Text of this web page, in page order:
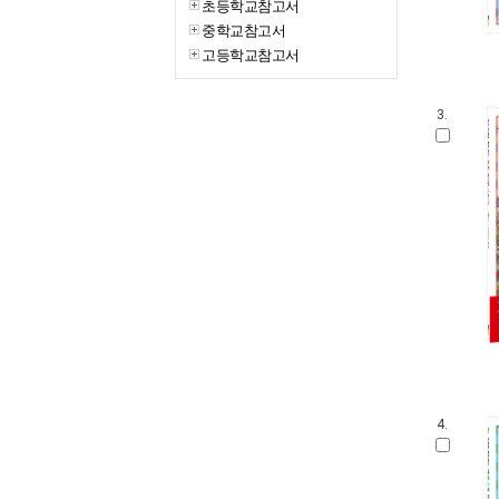
초등학교참고서
중학교참고서
고등학교참고서
3.
4.